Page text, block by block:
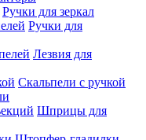
Ручки для зеркал
Ручки для
Лезвия для
Скальпели с ручкой
Шприцы для